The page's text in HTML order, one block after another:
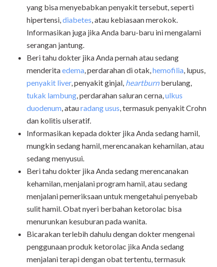
yang bisa menyebabkan penyakit tersebut, seperti
hipertensi,diabetes, atau kebiasaan merokok.
Informasikan juga jika Anda baru-baru ini mengalami
serangan jantung.
Beri tahu dokter jika Anda pernah atau sedang
menderitaedema, perdarahan di otak,hemofilia, lupus,
penyakit liver, penyakit ginjal, heartburnberulang,
tukak lambung, perdarahan saluran cerna,ulkus
duodenum, atauradang usus, termasuk penyakit Crohn
dan kolitis ulseratif.
Informasikan kepada dokter jika Anda sedang hamil,
mungkin sedang hamil, merencanakan kehamilan, atau
sedang menyusui.
Beri tahu dokter jika Anda sedang merencanakan
kehamilan, menjalani program hamil, atau sedang
menjalani pemeriksaan untuk mengetahui penyebab
sulit hamil. Obat nyeri berbahan ketorolac bisa
menurunkan kesuburan pada wanita.
Bicarakan terlebih dahulu dengan dokter mengenai
penggunaan produk ketorolac jika Anda sedang
menjalani terapi dengan obat tertentu, termasuk